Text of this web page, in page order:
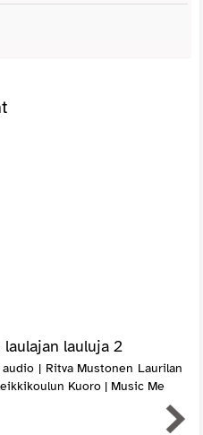
laulajan lauluja 2
| Ritva Mustonen Laurilan
Kuoro | Music Me